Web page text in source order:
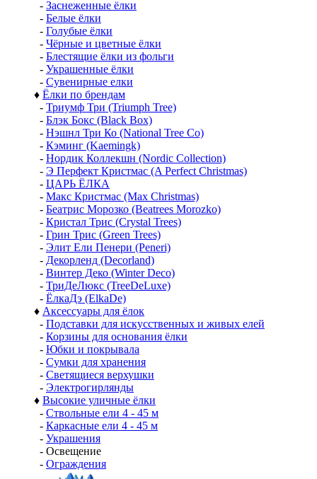
- Заснеженные ёлки
- Белые ёлки
- Голубые ёлки
- Чёрные и цветные ёлки
- Блестящие ёлки из фольги
- Украшенные ёлки
- Сувенирные елки
♦ Ёлки по брендам
- Триумф Три (Triumph Tree)
- Блэк Бокс (Black Box)
- Нэшнл Три Ко (National Tree Co)
- Кэминг (Kaemingk)
- Нордик Коллекшн (Nordic Collection)
- Э Перфект Кристмас (A Perfect Christmas)
- ЦАРЬ ЁЛКА
- Макс Кристмас (Max Christmas)
- Беатрис Морозко (Beatrees Morozko)
- Кристал Трис (Crystal Trees)
- Грин Трис (Green Trees)
- Элит Ели Пенери (Peneri)
- Декорленд (Decorland)
- Винтер Деко (Winter Deco)
- ТриДеЛюкс (TreeDeLuxe)
- ЁлкаДэ (ElkaDe)
♦ Аксессуары для ёлок
- Подставки для искусственных и живых елей
- Корзины для основания ёлки
- Юбки и покрывала
- Сумки для хранения
- Светящиеся верхушки
- Электрогирлянды
♦ Высокие уличные ёлки
- Ствольные ели 4 - 45 м
- Каркасные ели 4 - 45 м
- Украшения
- Освещение
- Ограждения